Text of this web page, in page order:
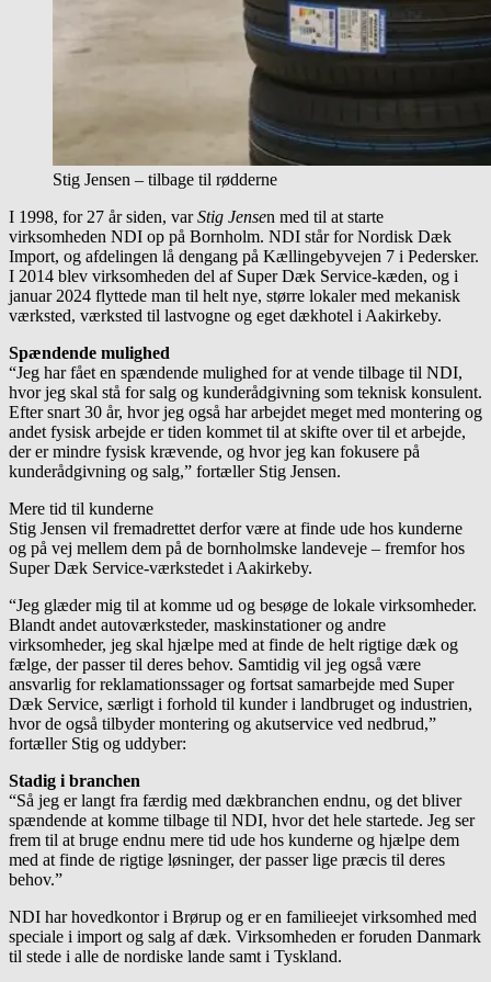
Stig Jensen – tilbage til rødderne
I 1998, for 27 år siden, varStig Jensen med til at starte
virksomheden NDI op på Bornholm. NDI står for Nordisk Dæk
Import, og afdelingen lå dengang på Kællingebyvejen 7 i Pedersker.
I 2014 blev virksomheden del af Super Dæk Service-kæden, og i
januar 2024 flyttede man til helt nye, større lokaler med mekanisk
værksted, værksted til lastvogne og eget dækhotel i Aakirkeby.
Spændende mulighed
“Jeg har fået en spændende mulighed for at vende tilbage til NDI,
hvor jeg skal stå for salg og kunderådgivning som teknisk konsulent.
Efter snart 30 år, hvor jeg også har arbejdet meget med montering og
andet fysisk arbejde er tiden kommet til at skifte over til et arbejde,
der er mindre fysisk krævende, og hvor jeg kan fokusere på
kunderådgivning og salg,” fortæller Stig Jensen.
Mere tid til kunderne
Stig Jensen vil fremadrettet derfor være at finde ude hos kunderne
og på vej mellem dem på de bornholmske landeveje – fremfor hos
Super Dæk Service-værkstedet i Aakirkeby.
“Jeg glæder mig til at komme ud og besøge de lokale virksomheder.
Blandt andet autoværksteder, maskinstationer og andre
virksomheder, jeg skal hjælpe med at finde de helt rigtige dæk og
fælge, der passer til deres behov. Samtidig vil jeg også være
ansvarlig for reklamationssager og fortsat samarbejde med Super
Dæk Service, særligt i forhold til kunder i landbruget og industrien,
hvor de også tilbyder montering og akutservice ved nedbrud,”
fortæller Stig og uddyber:
Stadig i branchen
“Så jeg er langt fra færdig med dækbranchen endnu, og det bliver
spændende at komme tilbage til NDI, hvor det hele startede. Jeg ser
frem til at bruge endnu mere tid ude hos kunderne og hjælpe dem
med at finde de rigtige løsninger, der passer lige præcis til deres
behov.”
NDI har hovedkontor i Brørup og er en familieejet virksomhed med
speciale i import og salg af dæk. Virksomheden er foruden Danmark
til stede i alle de nordiske lande samt i Tyskland.